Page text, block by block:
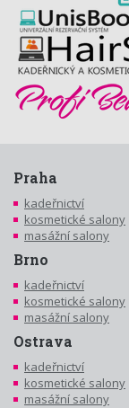
Praha
kadeřnictví
kosmetické salony
masážní salony
Brno
kadeřnictví
kosmetické salony
masážní salony
Ostrava
kadeřnictví
kosmetické salony
masážní salony